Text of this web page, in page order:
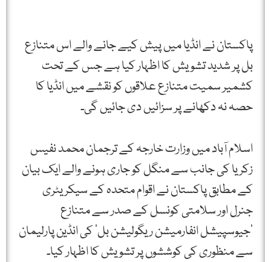
پاکستان نے انڈیا میں پیش کیے جانے والے اس متنازع
بل پر شدید تشویش کا اظہار کیا ہے جس کے تحت
کشمیر سمیت متنازع علاقوں کو نقشے میں انڈیا کا
حصہ نہ دکھانے پر سزائیں دی جائیں گی۔
اسلام آباد میں وزارت خارجہ کے ترجمان محمد نفیس
زکریا کی جانب سے منگل کو جاری ہونے والے ایک بیان
کے مطابق پاکستان نے اقوام متحدہ کے سیکریٹری
جنرل اور سلامتی کونسل کے صدر سے متنازع
’جیوسپیشل انفارمیشن ریگولیشن بل‘ کی انڈین پارلیمان
سے منظوری کی کوششوں پر تشویش کا اظہار کیا۔